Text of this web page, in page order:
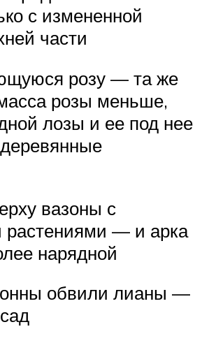
с измененной
части
розу — та же
розы меньше,
лозы и ее под нее
вазоны с
— и арка
нарядной
обвили лианы —